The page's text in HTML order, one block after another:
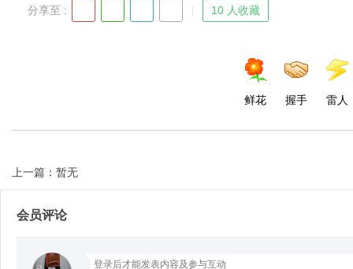
分享至 : 10 人收藏
鲜花 握手 雷人
上一篇：暂无
会员评论